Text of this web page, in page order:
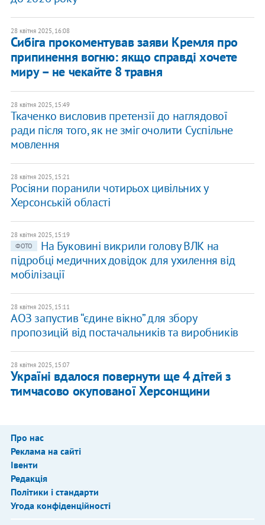
28 квітня 2025, 16:08
Сибіга прокоментував заяви Кремля про
припинення вогню: якщо справді хочете
миру – не чекайте 8 травня
28 квітня 2025, 15:49
Ткаченко висловив претензії до наглядової
ради після того, як не зміг очолити Суспільне
мовлення
28 квітня 2025, 15:21
Росіяни поранили чотирьох цивільних у
Херсонській області
28 квітня 2025, 15:19
ФОТО
На Буковині викрили голову ВЛК на
підробці медичних довідок для ухилення від
мобілізації
28 квітня 2025, 15:11
АОЗ запустив “єдине вікно” для збору
пропозицій від постачальників та виробників
28 квітня 2025, 15:07
Україні вдалося повернути ще 4 дітей з
тимчасово окупованої Херсонщини
Про нас
Реклама на сайті
Івенти
Редакція
Політики і стандарти
Угода конфіденційності